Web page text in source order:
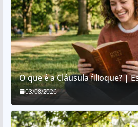
O que é a Cláusula filioque? |
03/08/2026